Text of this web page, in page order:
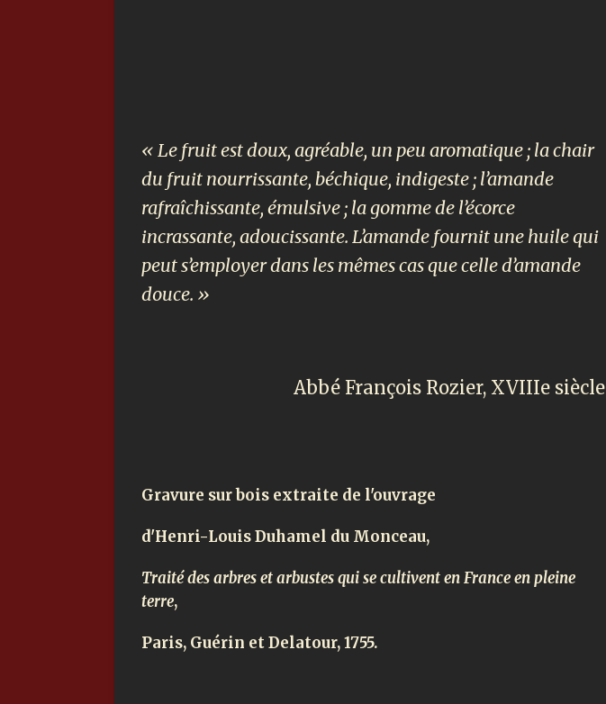
« Le fruit est doux, agréable, un peu aromatique ; la chair
du fruit nourrissante, béchique, indigeste ; l’amande
rafraîchissante, émulsive ; la gomme de l’écorce
incrassante, adoucissante. L’amande fournit une huile qui
peut s’employer dans les mêmes cas que celle d’amande
douce. »
Abbé François Rozier, XVIIIe siècle
Gravure sur bois extraite de l'ouvrage
d'Henri-Louis Duhamel du Monceau,
Traité des arbres et arbustes qui se cultivent en France en pleine
terre,
Paris, Guérin et Delatour, 1755.